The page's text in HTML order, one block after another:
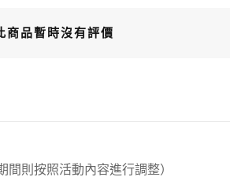
商品暫時沒有評價
則按照活動內容進行調整）